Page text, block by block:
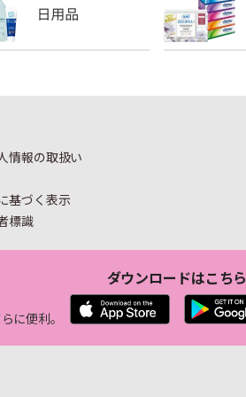
情報の取扱い
基づく表示
標識
に便利。
ダウンロードはこちら